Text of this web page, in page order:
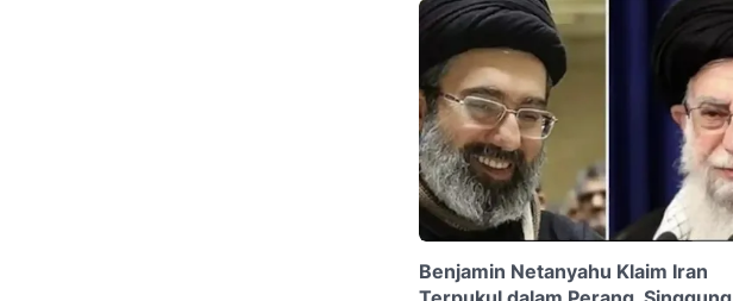
Benjamin Netanyahu Klaim Iran